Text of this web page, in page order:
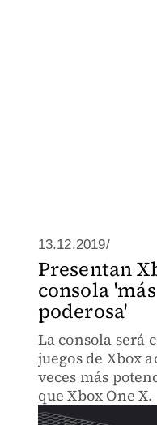
13.12.2019/
Presentan
consola
poderosa'
La consola será
juegos de Xbox
veces más
que Xbox One X.